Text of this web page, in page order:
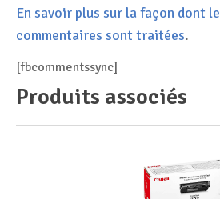
En savoir plus sur la façon dont
commentaires sont traitées.
[fbcommentssync]
Produits associés